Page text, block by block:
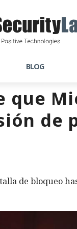
BLOG
que
de
de bloqueo